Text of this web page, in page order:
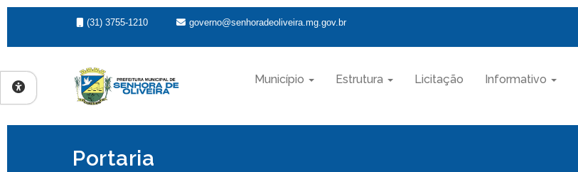
(31) 3755-1210 governo@senhoradeoliveira.mg.gov.br
Município Estrutura Licitação Informativo
Portaria